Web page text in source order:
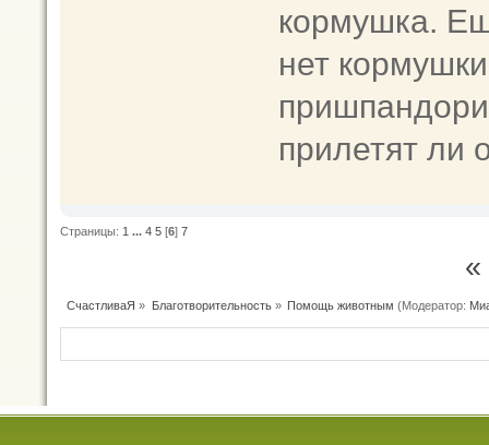
кормушка.
нет
прилетят ли
Страницы: 1 ... 4 5 [6] 7
СчастливаЯ » Благотворительность» Помощь животным (Модератор: